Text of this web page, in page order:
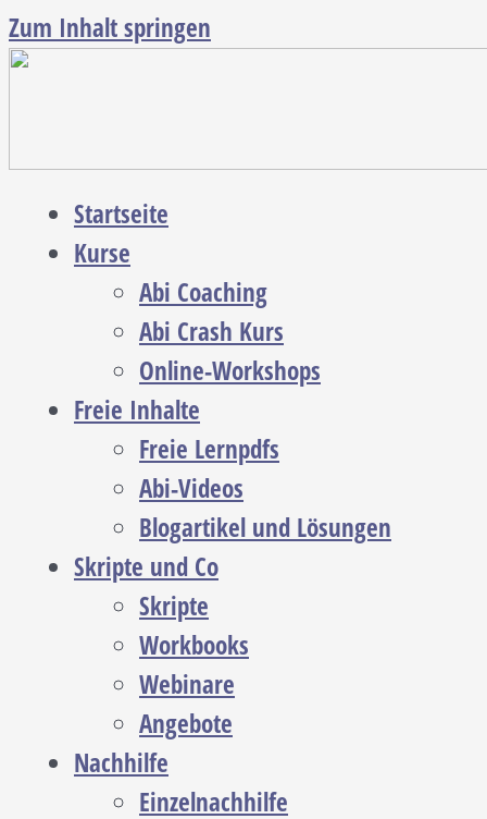
Zum Inhalt springen
Startseite
Kurse
Abi Coaching
Abi Crash Kurs
Online-Workshops
Freie Inhalte
Freie Lernpdfs
Abi-Videos
Blogartikel und Lösungen
Skripte und Co
Skripte
Workbooks
Webinare
Angebote
Nachhilfe
Einzelnachhilfe